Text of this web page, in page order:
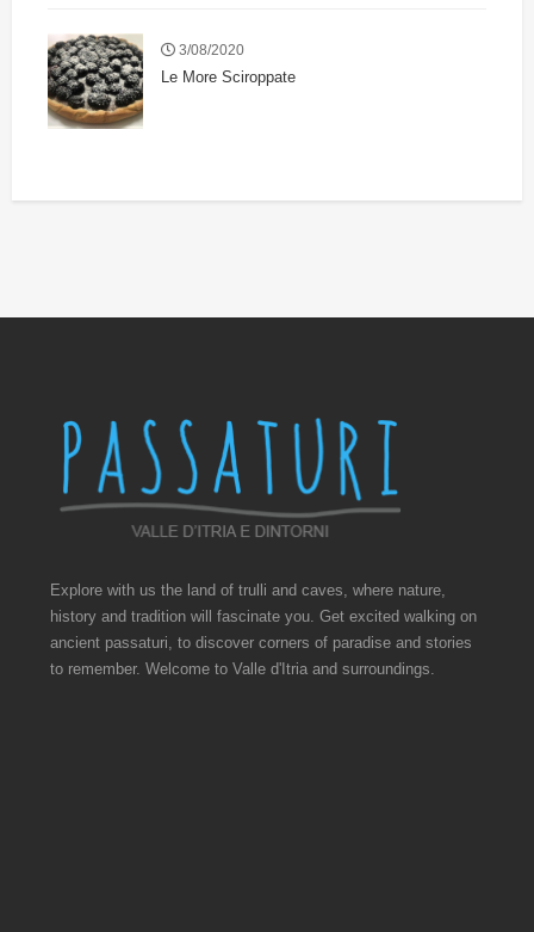
3/08/2020
Le More Sciroppate
Explore with us the land of trulli and caves, where nature,
history and tradition will fascinate you. Get excited walking on
ancient passaturi, to discover corners of paradise and stories
to remember. Welcome to Valle d'Itria and surroundings.